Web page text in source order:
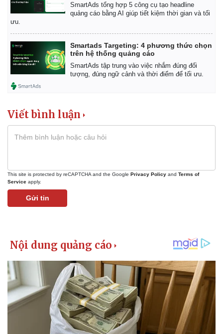
SmartAds tổng hợp 5 công cụ tạo headline
quảng cáo bằng AI giúp tiết kiệm thời gian và tối
ưu.
Smartads Targeting: 4 phương thức chọn
trên hệ thống quảng cáo
SmartAds tập trung vào việc nhắm đúng đối
tượng, đúng ngữ cảnh và thời điểm để tối ưu.
Viết bình luận
This site is protected by reCAPTCHA and the Google Privacy Policy and Terms of
Service apply.
Gửi tin